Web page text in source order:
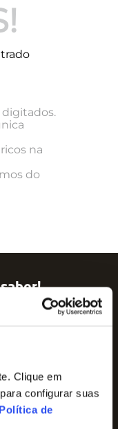
Clique em
configurar suas
Política de
na
do
por dentro
promoções